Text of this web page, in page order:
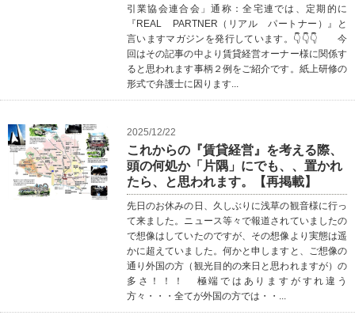
引業協会連合会」通称：全宅連では、定期的に
『REAL PARTNER（リアル パートナー）』と
言いますマガジンを発行しています。👇👇👇 今
回はその記事の中より賃貸経営オーナー様に関係す
ると思われます事柄２例をご紹介です。紙上研修の
形式で弁護士に因ります...
2025/12/22
これからの『賃貸経営』を考える際、
頭の何処か「片隅」にでも、、置かれ
たら、と思われます。【再掲載】
先日のお休みの日、久しぶりに浅草の観音様に行っ
て来ました。ニュース等々で報道されていましたの
で想像はしていたのですが、その想像より実態は遥
かに超えていました。何かと申しますと、ご想像の
通り外国の方（観光目的の来日と思われますが）の
多さ！！！ 極端ではありますがすれ違う
方々・・・全てが外国の方では・・...